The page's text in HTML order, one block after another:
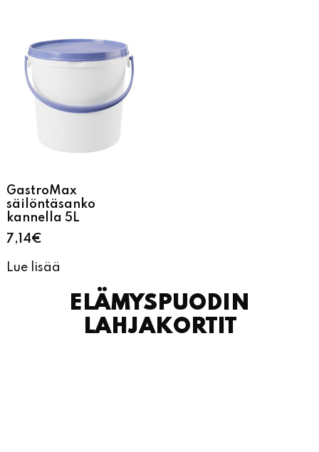
GastroMax
säilöntäsanko
kannella 5L
7,14€
Lue lisää
ELÄMYSPUODIN
LAHJAKORTIT